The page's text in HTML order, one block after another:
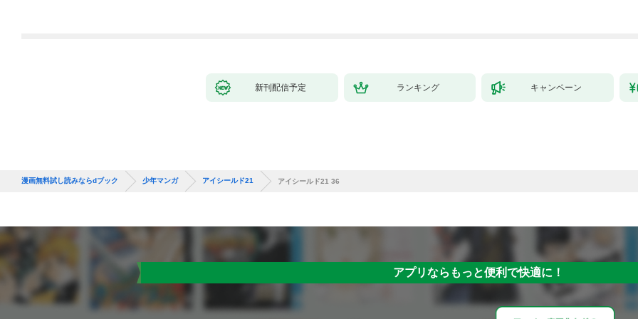
新刊配信予定 ランキング キャンペーン
漫画無料試し読みならdブック 少年マンガ アイシールド21 アイシールド21 36
アプリならもっと便利で快適に！